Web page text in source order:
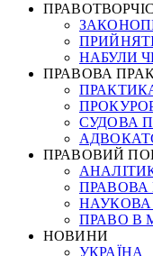
НАБУЛИ
ПРАВОВА
СУДОВА
ПРАВОВИЙ
ПРАВОВА
ПРАВО В
НОВИНИ
УКРАЇНА